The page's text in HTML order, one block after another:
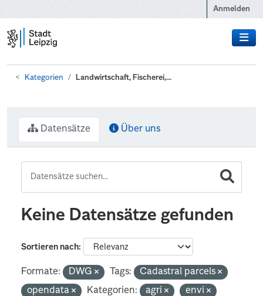
Anmelden
Kategorien Landwirtschaft, Fischerei,...
Datensätze Über uns
Keine Datensätze gefunden
Sortieren nach
Formate: DWG Tags:
Cadastral parcels
opendata
Kategorien: agri envi